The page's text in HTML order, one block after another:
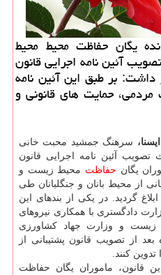
یگان حفاظت محیط محیط
آئین نامه اجرایی قانون
داشت: بر طبق این آئین نامه
حمایت های قانونی و
سرهنگ جمشید محبت خانی
آئین نامه اجرایی قانون
یگان حفاظت محیط زیست و
از محیط بانان و جنگلبانان طی
گردید. در یکی از بندهای این
دادگستری با همکاری نیروهای
و وزارت جهاد کشاورزی
از تصویب قانون پشتیبانی از
کنند.
قانون، ماموران یگان حفاظت